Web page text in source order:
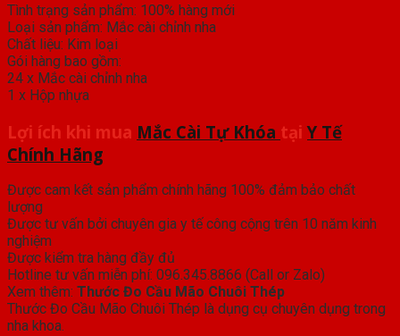
Tình trạng sản phẩm: 100% hàng mới
Loại sản phẩm: Mắc cài chỉnh nha
Chất liệu: Kim loại
Gói hàng bao gồm:
24 x Mắc cài chỉnh nha
1 x Hộp nhựa
Lợi ích khi mua Mắc Cài Tự Khóa tạiY Tế
Chính Hãng
Được cam kết sản phẩm chính hãng 100% đảm bảo chất
lượng
Được tư vấn bởi chuyên gia y tế công cộng trên 10 năm kinh
nghiệm
Được kiểm tra hàng đầy đủ
Hotline tư vấn miễn phí: 096.345.8866 (Call or Zalo)
Xem thêm: Thước Đo Cầu Mão Chuôi Thép
Thước Đo Cầu Mão Chuôi Thép là dụng cụ chuyên dụng trong
nha khoa.